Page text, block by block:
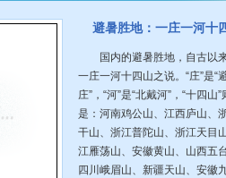
避暑胜地：一庄一河十
国内的避暑胜地，自古以
一庄一河十四山之说。“庄”是“
庄”，“河”是“北戴河”，“十四山
是：河南鸡公山、江西庐山、
干山、浙江普陀山、浙江天目
江雁荡山、安徽黄山、山西五
四川峨眉山、新疆天山、安徽